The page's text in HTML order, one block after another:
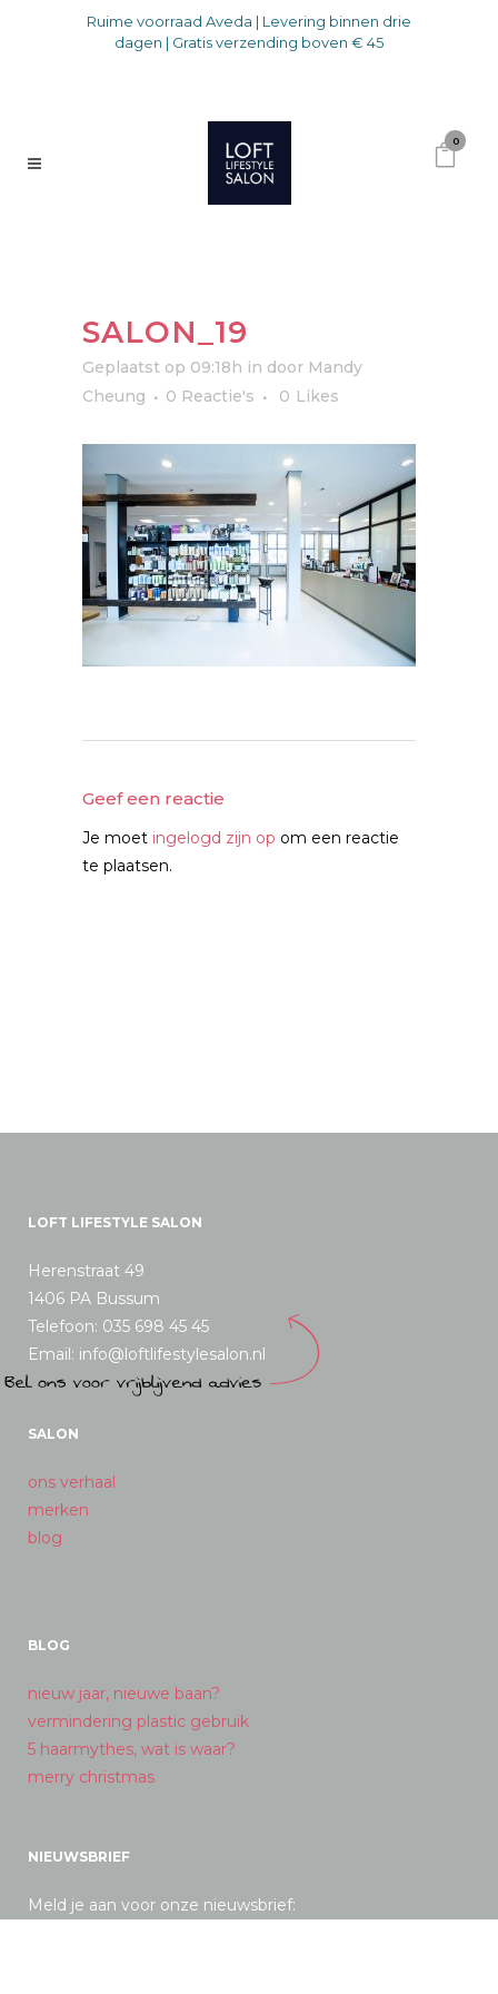
Ruime voorraad Aveda | Levering binnen drie
dagen | Gratis verzending boven € 45
0
SALON_19
Geplaatst op 09:18h in door Mandy
Cheung
0 Reactie's 0 Likes
Geef een reactie
Je moet ingelogd zijn op om een reactie
te plaatsen.
LOFT LIFESTYLE SALON
Herenstraat 49
1406 PA Bussum
Telefoon: 035 698 45 45
Email: info@loftlifestylesalon.nl
SALON
ons verhaal
merken
blog
BLOG
nieuw jaar, nieuwe baan?
vermindering plastic gebruik
5 haarmythes, wat is waar?
merry christmas
NIEUWSBRIEF
Meld je aan voor onze nieuwsbrief: